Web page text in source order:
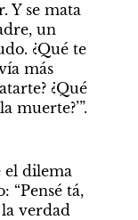
Y se mata
un
¿Qué te
más
¿Qué
muerte?’”.
el dilema
“Pensé tá,
la verdad